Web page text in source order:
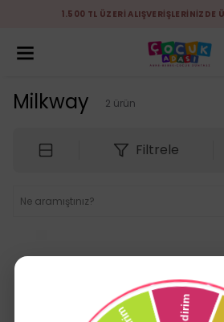
1.500 TL ÜZERİ ALIŞVERİŞLERİNİZDE
Milkway 2 ürün
Filtrele